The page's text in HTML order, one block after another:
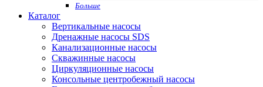
Больше
Каталог
Вертикальные насосы
Дренажные насосы SDS
Канализационные насосы
Скважинные насосы
Циркуляционные насосы
Консольные центробежный насосы